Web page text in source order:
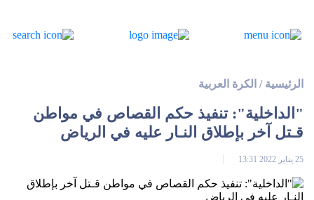
الرئيسية / الكرة العربية
"الداخلية": تنفيذ حكم القصاص في مواطن
قـتل آخر بإطلاق النـار عليه في الرياض
25 يناير 2022 13:31